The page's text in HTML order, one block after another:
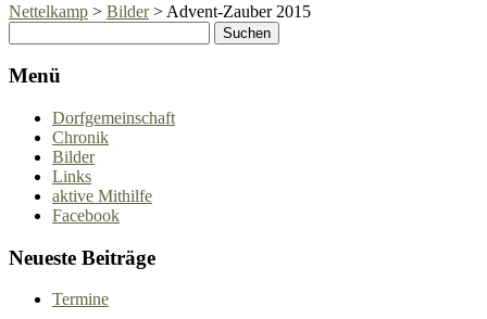
Nettelkamp > Bilder> Advent-Zauber 2015
Menü
Dorfgemeinschaft
Chronik
Bilder
Links
aktive Mithilfe
Facebook
Neueste Beiträge
Termine